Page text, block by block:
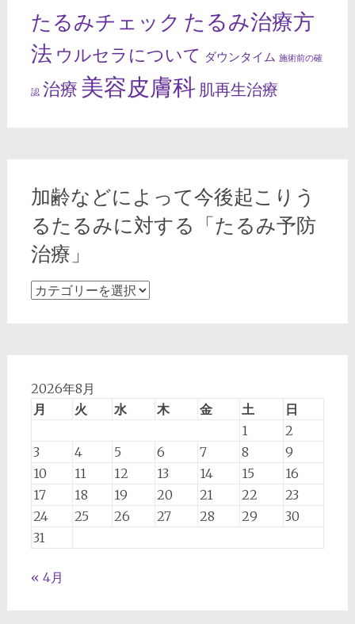
たるみチェック たるみ治療方
法 ウルセラについて ダウンタイム 施術前の確
認 治療 美容皮膚科 肌再生治療
加齢などによって今後起こりう
るたるみに対する「たるみ予防
治療」
加
よ
っ
後
起
こ
り
う
た
2026年8月
月
火 水 木 金 土
日
1
2
3
4 5 6 7 8
9
10
11 12 13 14 15
16
17
18 19 20 21 22
23
24
25 26 27 28 29
30
31
« 4月